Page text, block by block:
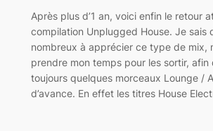
Après plus d’1 an, voici enfin le retour
compilation Unplugged House. Je sais
nombreux à apprécier ce type de mix,
prendre mon temps pour les sortir, afin
toujours quelques morceaux Lounge /
d’avance. En effet les titres House